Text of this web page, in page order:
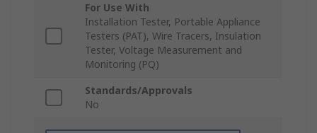
For Use With
Installation Tester, Portable Appliance
Testers (PAT), Wire Tracers, Insulation
Tester, Voltage Measurement and
Monitoring (PQ)
Standards/Approvals
No